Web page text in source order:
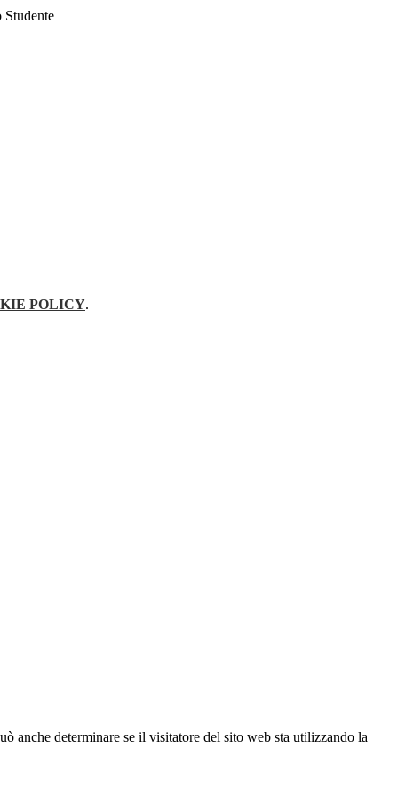
Studente
POLICY.
anche determinare se il visitatore del sito web sta utilizzando la